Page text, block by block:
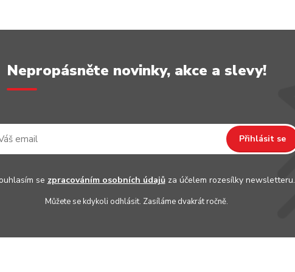
Nepropásněte novinky, akce a slevy!
Přihlásit se
se zpracováním osobních údajůza účelem rozesílky newsletteru.
Můžete se kdykoli odhlásit. Zasíláme dvakrát ročně.